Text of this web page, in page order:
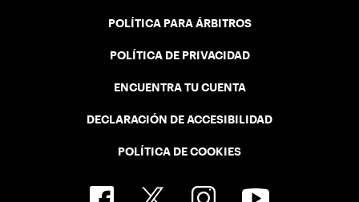
POLÍTICA PARA ÁRBITROS
POLÍTICA DE PRIVACIDAD
ENCUENTRA TU CUENTA
DECLARACIÓN DE ACCESIBILIDAD
POLÍTICA DE COOKIES